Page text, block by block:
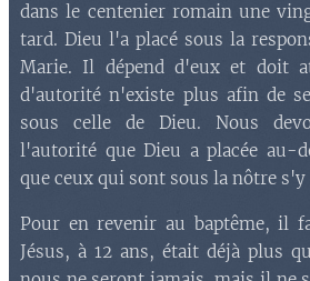
dans le centenier romain une
tard. Dieu l'a placé sous la
Marie. Il dépend d'eux et doit
d'autorité n'existe plus afin de
sous celle de Dieu. Nous
l'autorité que Dieu a placée au-
que ceux qui sont sous la nôtre
Pour en revenir au baptême, il
Jésus, à 12 ans, était déjà plus